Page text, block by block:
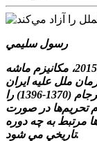
رسول سليمي
گروه تحليل: ده سال پس از امضاي برجام در 2015، مکانيزم ماشه
ملل عليه ايران
است. اين گزارش، تحريم‌هاي پيش و پس از برجام (1370-1396) را
تحريم‌ها در صورت
مرتبط به چه دوره
تاريخي مي شود.